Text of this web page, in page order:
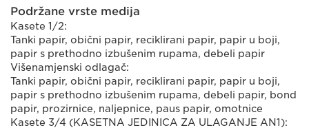
Podržane vrste medija
Kasete 1/2:
Tanki papir, obični papir, reciklirani papir, papir u boji,
papir s prethodno izbušenim rupama, debeli papir
Višenamjenski odlagač:
Tanki papir, obični papir, reciklirani papir, papir u boji,
papir s prethodno izbušenim rupama, debeli papir, bond
papir, prozirnice, naljepnice, paus papir, omotnice
Kasete 3/4 (KASETNA JEDINICA ZA ULAGANJE AN1):